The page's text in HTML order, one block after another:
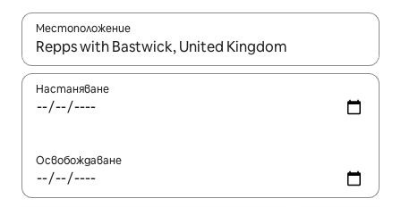
Местоположение
Когато резултатите се покажат, използвайте
Настаняване
Освобождаване